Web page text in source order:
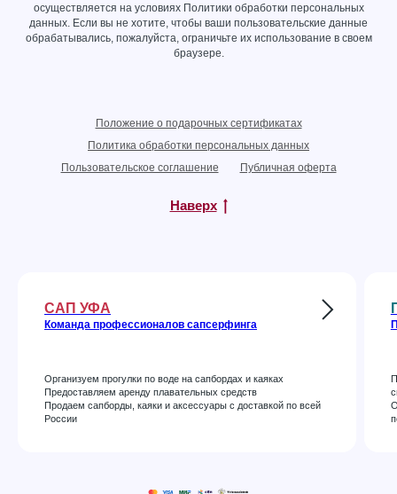
осуществляется на условиях Политики обработки персональных
данных. Если вы не хотите, чтобы ваши пользовательские данные
обрабатывались, пожалуйста, ограничьте их использование в своем
браузере.
Положение о подарочных сертификатах
Политика обработки персональных данных
Пользовательское соглашение
Публичная оферта
Наверх
САП УФА
Команда профессионалов сапсерфинга
Организуем прогулки по воде на сапбордах и каяках
Предоставляем аренду плавательных средств
Продаем сапборды, каяки и аксессуары с доставкой по всей
России